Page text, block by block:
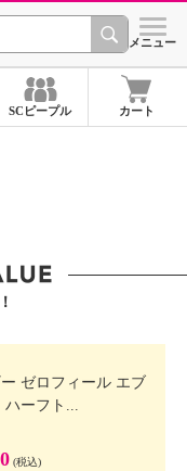
ショッ
メニュー
SCピープル カート
ゼロフィール エブ
ハーフト...
(税込)